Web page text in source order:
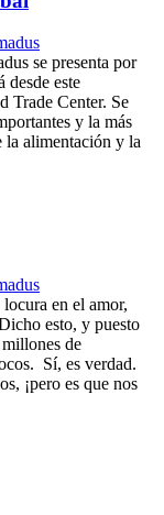
se presenta por
este
Trade Center. Se
y la más
la alimentación y la
en el amor,
esto, y puesto
de
Sí, es verdad.
¡pero es que nos